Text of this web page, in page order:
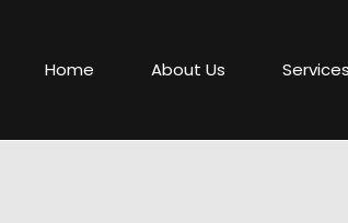
Home About Us Services